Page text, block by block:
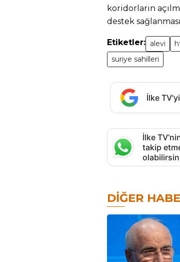
koridorların
destek
Etiketler: alevi
suriye sahilleri
İlke
İlke
takip
DIĞER